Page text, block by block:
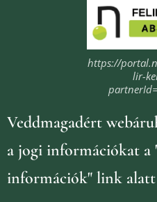
https://
lir-
Veddmagadért
a jogi információkat a
információk" link